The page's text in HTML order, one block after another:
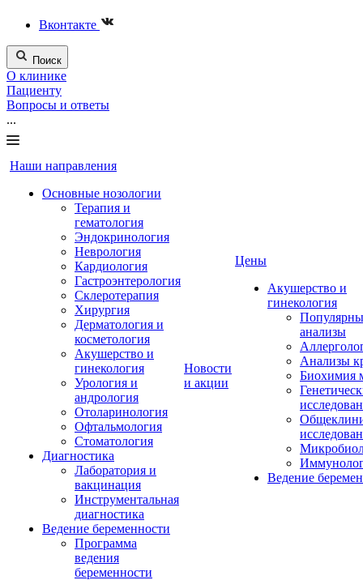
Вконтакте
Поиск
О клинике
Пациенту
Вопросы и ответы
...
Наши направления
Основные нозологии
Терапия и
гематология
Эндокринология
Неврология
Кардиология
Гастроэнтерология
Склеротерапия
Хирургия
Дерматология и
косметология
Акушерство и
гинекология
Урология и
андрология
Отоларинология
Офтальмология
Стоматология
Диагностика
Лаборатория и
вакцинация
Инструментальная
диагностика
Ведение беременности
Программа
ведения
беременности
Новости
и акции
Цены
Акушерство и
гинекология
анализы
Анализы
Биохимия
Ведение